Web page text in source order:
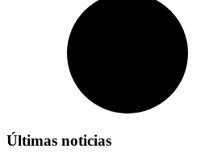
Últimas noticias